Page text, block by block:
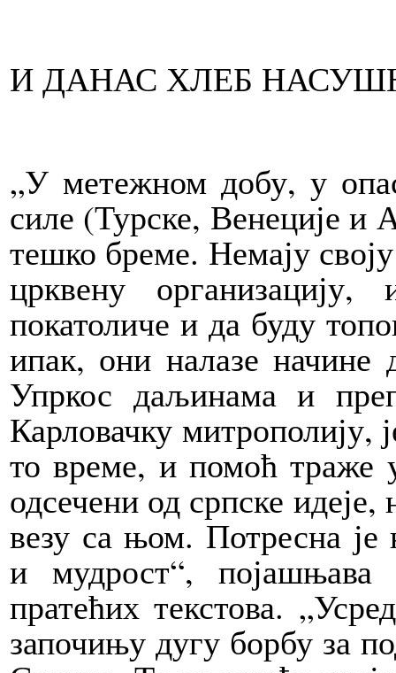
И ДАНАС ХЛЕБ
„У метежном добу, у
силе (Турске, Венеције и
тешко бреме. Немају
црквену
покатоличе и да буду
ипак, они налазе начине
Упркос даљинама и
Карловачку митрополију,
то време, и помоћ траже
одсечени од српске
везу са њом. Потресна је
и мудрост“,
пратећих текстова.
започињу дугу борбу за